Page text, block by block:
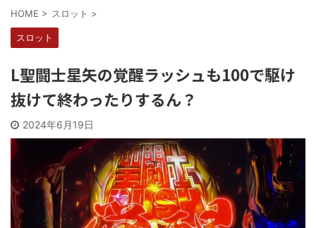
HOME > スロット >
スロット
L聖闘士星矢の覚醒ラッシュも100で駆け
抜けて終わったりするん？
2024年6月19日